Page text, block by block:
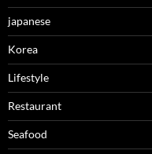
japanese
Korea
Lifestyle
Restaurant
Seafood